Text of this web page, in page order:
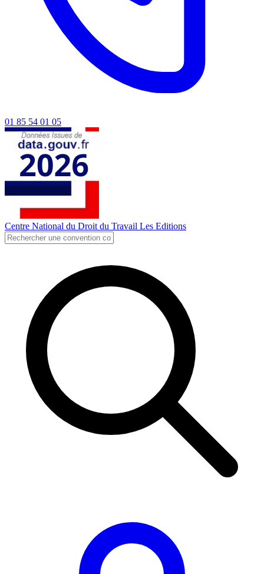
01 85 54 01 05
Centre National du Droit du Travail Les Editions